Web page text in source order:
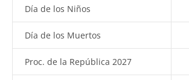
Día de los Niños
Día de los Muertos
Proc. de la República 2027